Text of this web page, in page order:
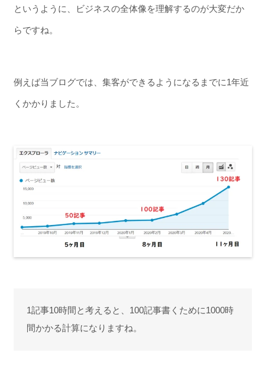
というように、ビジネスの全体像を理解するのが大変だか
らですね。
例えば当ブログでは、集客ができるようになるまでに1年近
くかかりました。
1記事10時間と考えると、100記事書くために1000時
間かかる計算になりますね。